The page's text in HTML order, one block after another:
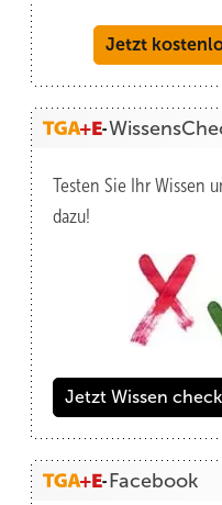
Jetzt
Testen Sie Ihr Wissen
dazu!
Jetzt Wissen
Facebook